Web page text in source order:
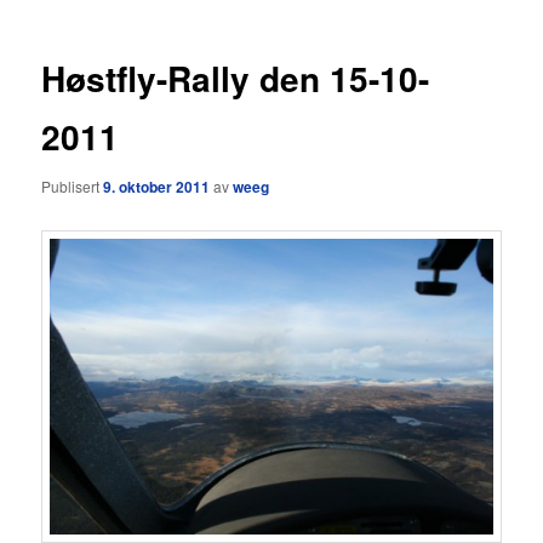
Høstfly-Rally den 15-10-
2011
Publisert9. oktober 2011 avweeg